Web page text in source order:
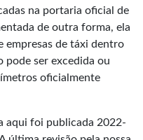
na portaria oficial de
de outra forma, ela
empresas de táxi dentro
pode ser excedida ou
oficialmente
aqui foi publicada 2022-